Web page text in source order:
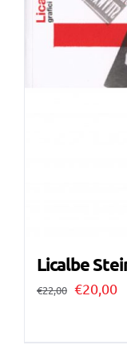
Licalbe
€22,00 Il
€20,00Il